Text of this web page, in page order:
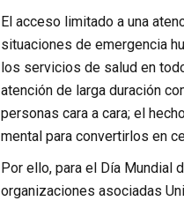
El acceso limitado a una
situaciones de emergencia
los servicios de salud en
atención de larga duración
personas cara a cara; el
mental para convertirlos en
Por ello, para el Día Mundial
organizaciones asociadas